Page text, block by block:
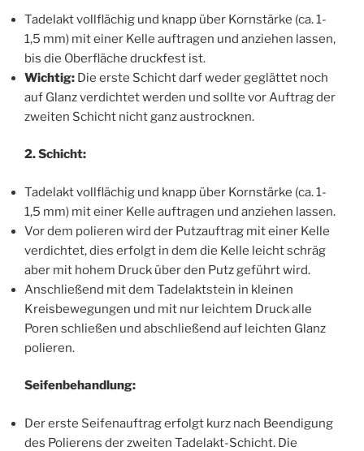
Tadelakt vollflächig und knapp über Kornstärke (ca. 1-
1,5 mm) mit einer Kelle auftragen und anziehen lassen,
bis die Oberfläche druckfest ist.
Wichtig: Die erste Schicht darf weder geglättet noch
auf Glanz verdichtet werden und sollte vor Auftrag der
zweiten Schicht nicht ganz austrocknen.
2. Schicht:
Tadelakt vollflächig und knapp über Kornstärke (ca. 1-
1,5 mm) mit einer Kelle auftragen und anziehen lassen.
Vor dem polieren wird der Putzauftrag mit einer Kelle
verdichtet, dies erfolgt in dem die Kelle leicht schräg
aber mit hohem Druck über den Putz geführt wird.
Anschließend mit dem Tadelaktstein in kleinen
Kreisbewegungen und mit nur leichtem Druck alle
Poren schließen und abschließend auf leichten Glanz
polieren.
Seifenbehandlung:
Der erste Seifenauftrag erfolgt kurz nach Beendigung
des Polierens der zweiten Tadelakt-Schicht. Die